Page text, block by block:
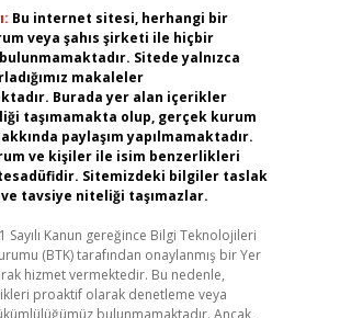
Bu internet sitesi, herhangi bir
veya şahıs şirketi ile hiçbir
Sitede yalnızca
makaleler
Burada yer alan içerikler
taşımamakta olup, gerçek kurum
paylaşım yapılmamaktadır.
ve kişiler ile isim benzerlikleri
Sitemizdeki bilgiler taslak
tavsiye niteliği taşımazlar.
Sayılı Kanun gereğince Bilgi Teknolojileri
(BTK) tarafından onaylanmış bir Yer
hizmet vermektedir. Bu nedenle,
proaktif olarak denetleme veya
bulunmamaktadır. Ancak,